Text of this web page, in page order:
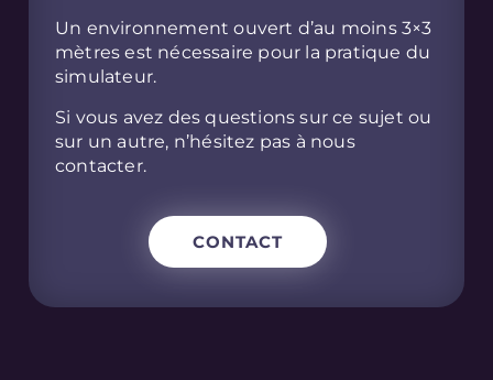
Un environnement ouvert d’au moins 3×3
mètres est nécessaire pour la pratique du
simulateur.
Si vous avez des questions sur ce sujet ou
sur un autre, n’hésitez pas à nous
contacter.
CONTACT